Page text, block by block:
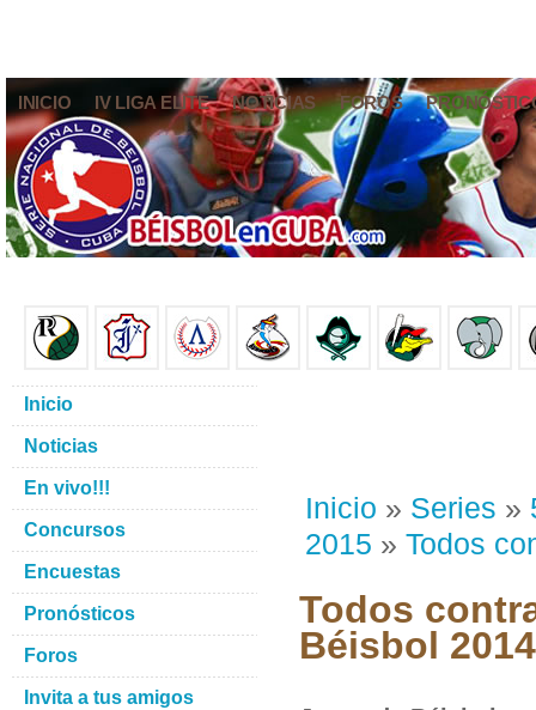
INICIO IV LIGA ELITE NOTICIAS FOROS
Inicio » Series »
2015 » Todos
Todos
Béisbol
Inicio
Noticias
En vivo!!!
Concursos
Encuestas
Pronósticos
Foros
Invita a tus amigos